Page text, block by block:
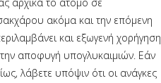
ακόμα και την επόμενη
και εξωγενή χορήγηση
αποφυγή υπογλυκαιμιών. Εάν
λάβετε υπόψιν ότι οι ανάγκες